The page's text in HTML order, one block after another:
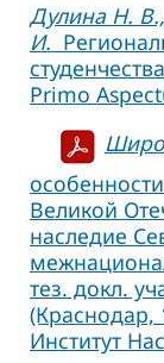
Дулина Н.
И.
Primo
Великой
наследие
тез. докл.
(Краснодар,
Институт